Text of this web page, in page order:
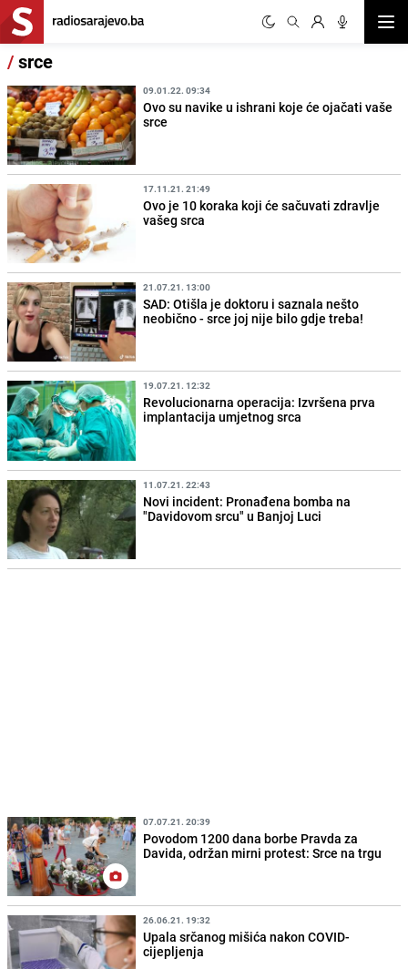
/srce
09.01.22. 09:34
Ovo su navike u ishrani koje će ojačati vaše
srce
17.11.21. 21:49
Ovo je 10 koraka koji će sačuvati zdravlje
vašeg srca
21.07.21. 13:00
SAD: Otišla je doktoru i saznala nešto
neobično - srce joj nije bilo gdje treba!
19.07.21. 12:32
Revolucionarna operacija: Izvršena prva
implantacija umjetnog srca
11.07.21. 22:43
Novi incident: Pronađena bomba na
"Davidovom srcu" u Banjoj Luci
07.07.21. 20:39
Povodom 1200 dana borbe Pravda za
Davida, održan mirni protest: Srce na trgu
26.06.21. 19:32
Upala srčanog mišića nakon COVID-
cijepljenja